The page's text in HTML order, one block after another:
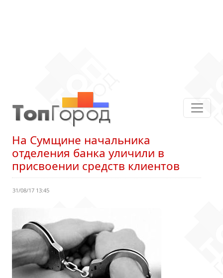
На Сумщине начальника
отделения банка уличили в
присвоении средств клиентов
31/08/17 13:45